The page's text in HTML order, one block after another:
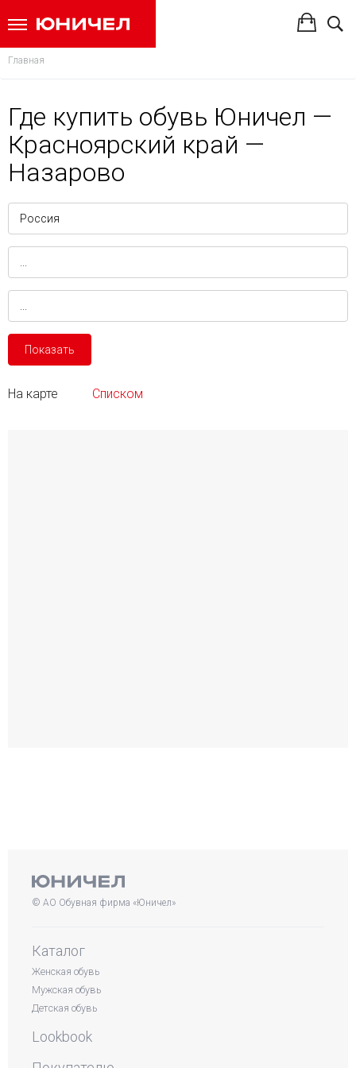
Главная
Где купить обувь Юничел —
Красноярский край —
Назарово
Показать
На карте Списком
© АО Обувная фирма «Юничел»
Каталог
Женская обувь
Мужская обувь
Детская обувь
Lookbook